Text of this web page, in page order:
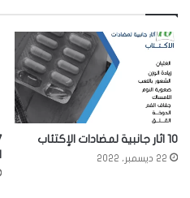
10 اثار جانبية لمضادات الإكتئاب
22 ديسمبر، 2022